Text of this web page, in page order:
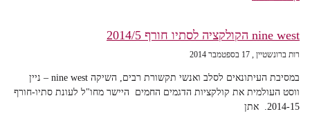
nine west הקולקציה לסתיו חורף 2014/5
רות ברונשטיין 17 בספטמבר 2014
במסיבת העיתונאים לסלב ואנשי תקשורת רבים, השיקה nine west – ניין
ווסט העולמית את קולקציות הדגמים החמים היישר מחו"ל לעונת סתיו-חורף
2014-15. אתן